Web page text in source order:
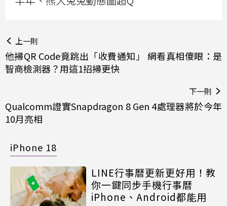
上一則
他掃QR Code竟跳出「收費通知」 網看真相傻眼：是
智商檢測器？用這1招掃更快
下一則
Qualcomm證實Snapdragon 8 Gen 4處理器將於今年
10月亮相
iPhone 18
LINE行事曆更新更好用！教
你一鍵同步手機行事曆
iPhone、Android都能用